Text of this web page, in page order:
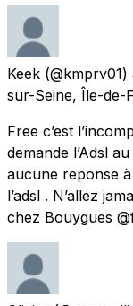
Keek (@kmprv01)
sur-Seine, Île-de-
Free c’est
demande l’Adsl
aucune reponse
l’adsl . N’allez
chez Bouygues